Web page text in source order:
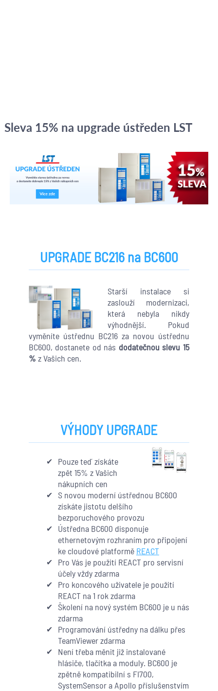
Sleva 15% na upgrade ústředen LST
UPGRADE BC216 na BC600
Starší instalace si
zaslouží modernizaci,
která nebyla nikdy
výhodnější. Pokud
vyměníte ústřednu BC216 za novou ústřednu
BC600, dostanete od nás dodatečnou slevu 15
% z Vašich cen.
VÝHODY UPGRADE
Pouze teď získáte
zpět 15% z Vašich
nákupních cen
S novou moderní ústřednou BC600
získáte jistotu delšího
bezporuchového provozu
Ústředna BC600 disponuje
ethernetovým rozhraním pro připojení
ke cloudové platformě REACT
Pro Vás je použití REACT pro servisní
účely vždy zdarma
Pro koncového uživatele je použití
REACT na 1 rok zdarma
Školení na nový systém BC600 je u nás
zdarma
Programování ústředny na dálku přes
TeamViewer zdarma
Není třeba měnit již instalované
hlásiče, tlačítka a moduly. BC600 je
zpětně kompatibilní s FI700,
SystemSensor a Apollo příslušenstvím